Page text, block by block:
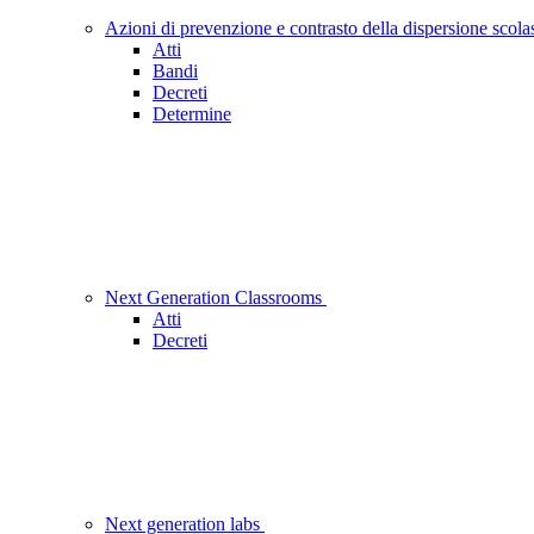
Azioni di prevenzione e contrasto della dispersione
Atti
Bandi
Decreti
Determine
Next Generation Classrooms
Atti
Decreti
Next generation labs